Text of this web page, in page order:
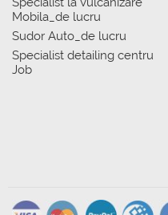
Mobila_de lucru
Sudor Auto_de lucru
Specialist detailing centru
Job